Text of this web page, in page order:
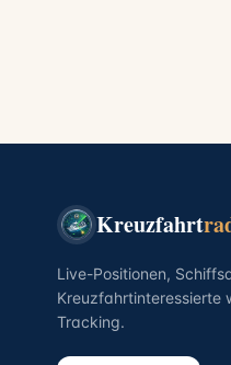
Kreuzfahrt
Live-Positionen,
Kreuzfahrtinteressierte
Tracking.